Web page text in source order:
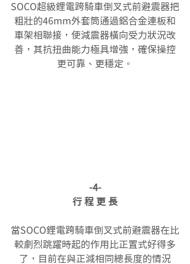
SOCO超級鋰電跨騎車倒叉式前避震器把
粗壯的46mm外套筒通過鋁合金連板和
車架相聯接，使減震器橫向受力狀況改
善，其抗扭曲能力極具增強，確保操控
更可靠、更穩定。
-4-
行 程 更 長
當SOCO鋰電跨騎車倒叉式前避震器在比
較劇烈跳躍時起的作用比正置式好得多
了，目前在與正減相同總長度的情況